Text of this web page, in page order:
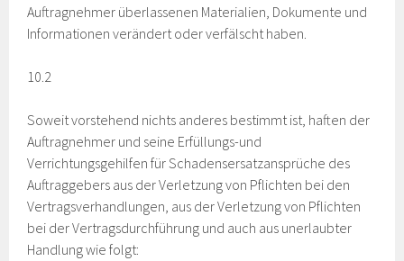
Auftragnehmer überlassenen Materialien, Dokumente und
Informationen verändert oder verfälscht haben.
10.2
Soweit vorstehend nichts anderes bestimmt ist, haften der
Auftragnehmer und seine Erfüllungs-und
Verrichtungsgehilfen für Schadensersatzansprüche des
Auftraggebers aus der Verletzung von Pflichten bei den
Vertragsverhandlungen, aus der Verletzung von Pflichten
bei der Vertragsdurchführung und auch aus unerlaubter
Handlung wie folgt: